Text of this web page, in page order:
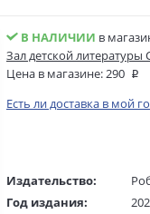
В НАЛИЧИИ в
Зал детской литературы
Цена в магазине:290
Есть ли доставка в мой
Издательство:
Год издания: